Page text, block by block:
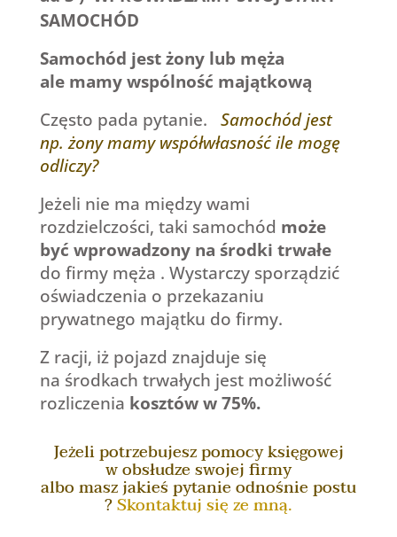
SAMOCHÓD
Samochód jest żony lub męża
ale mamy wspólność majątkową
Często pada pytanie.
Samochód jest
np. żony mamy współwłasność ile mogę
odliczy?
Jeżeli nie ma między wami
rozdzielczości, taki samochód może
być wprowadzony na środki trwałe
do firmy męża . Wystarczy sporządzić
oświadczenia o przekazaniu
prywatnego majątku do firmy.
Z racji, iż pojazd znajduje się
na środkach trwałych jest możliwość
rozliczenia kosztów w 75%.
Jeżeli potrzebujesz pomocy księgowej
w obsłudze swojej firmy
albo masz jakieś pytanie odnośnie postu
?Skontaktuj się ze mną.